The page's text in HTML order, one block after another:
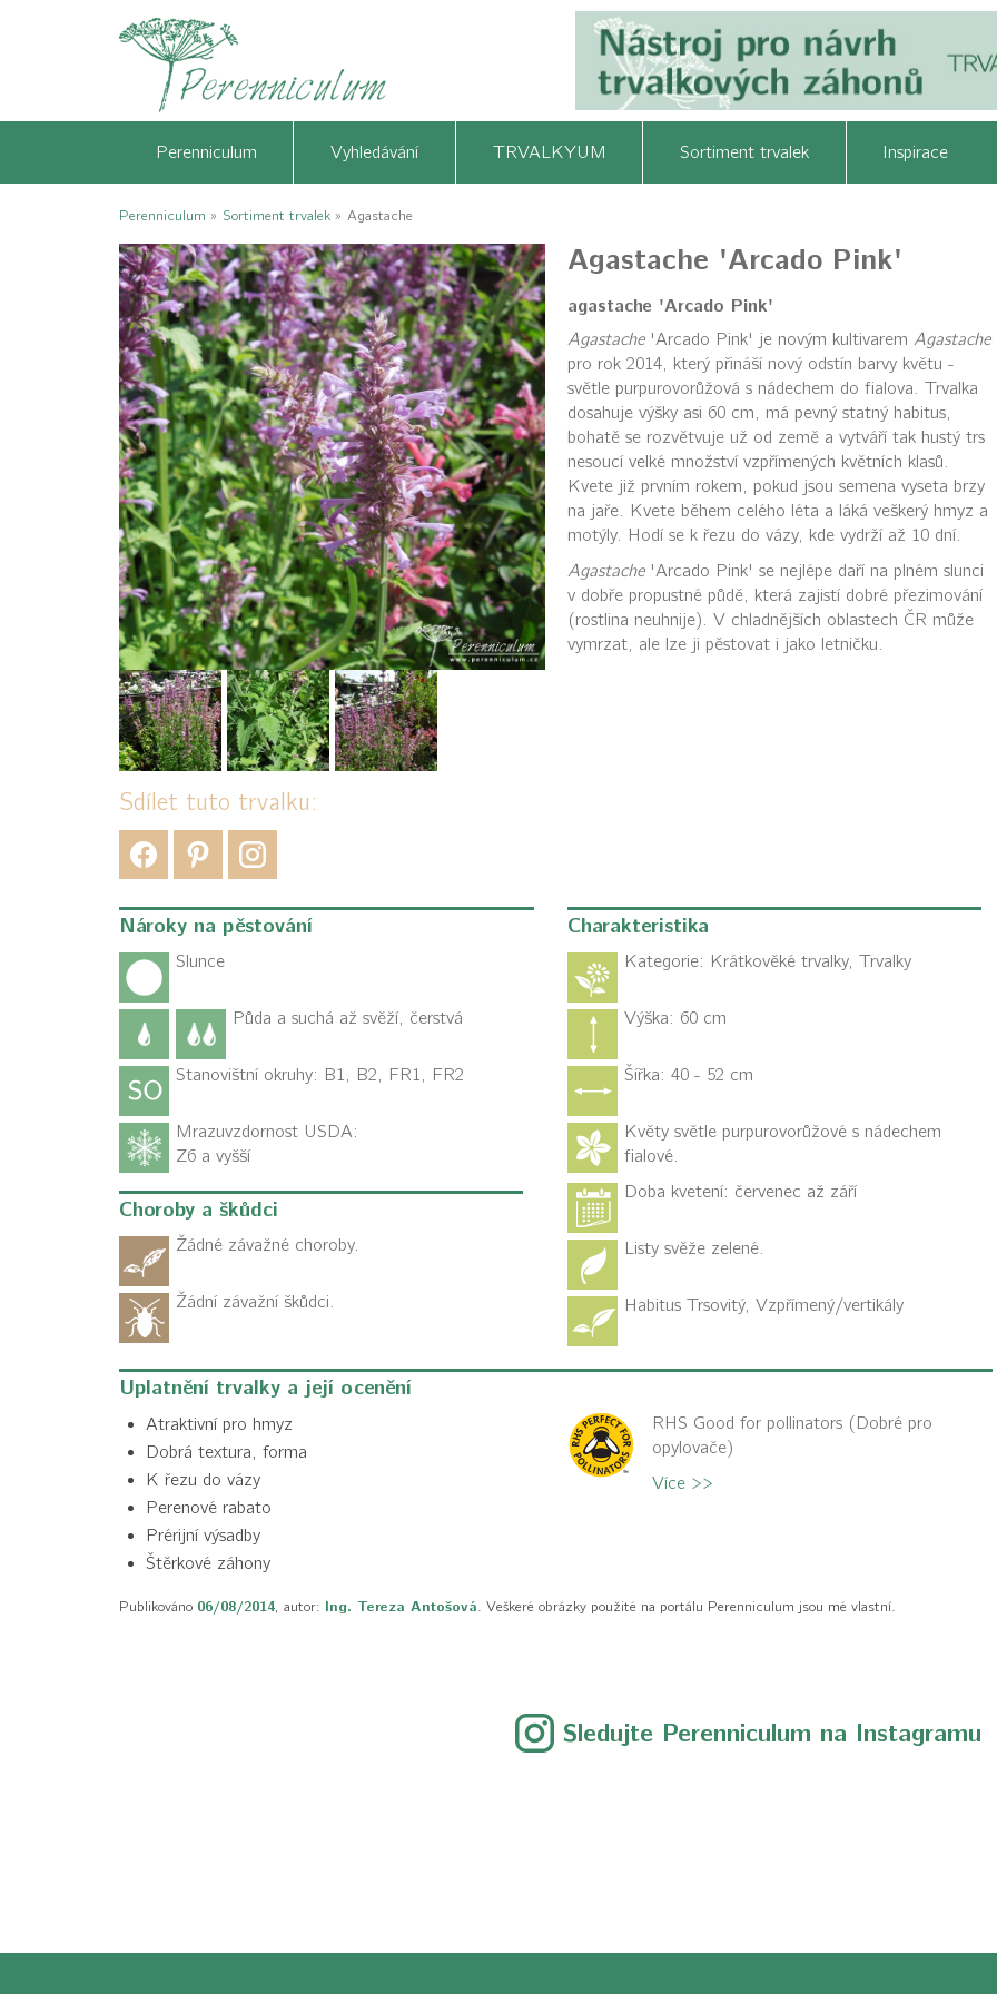
Perenniculum Vyhledávání TRVALKYUM Sortiment trvalek Inspirace
Perenniculum » Sortiment trvalek » Agastache
Sdílet tuto trvalku:
Agastache 'Arcado Pink'
agastache 'Arcado Pink'
Agastache'Arcado Pink' je novým kultivarem Agastache
pro rok 2014, který přináší nový odstín barvy květu -
světle purpurovorůžová s nádechem do fialova. Trvalka
dosahuje výšky asi 60 cm, má pevný statný habitus,
bohatě se rozvětvuje už od země a vytváří tak hustý trs
nesoucí velké množství vzpřímených květních klasů.
Kvete již prvním rokem, pokud jsou semena vyseta brzy
na jaře. Kvete během celého léta a láká veškerý hmyz a
motýly. Hodí se k řezu do vázy, kde vydrží až 10 dní.
Agastache'Arcado Pink' se nejlépe daří na plném slunci
v dobře propustné půdě, která zajistí dobré přezimování
(rostlina neuhnije). V chladnějších oblastech ČR může
vymrzat, ale lze ji pěstovat i jako letničku.
Nároky na pěstování
Slunce
Půda a suchá až svěží, čerstvá
Stanovištní okruhy: B1, B2, FR1, FR2
Mrazuvzdornost USDA:
Z6 a vyšší
Choroby a škůdci
Žádné závažné choroby.
Žádní závažní škůdci.
Charakteristika
Kategorie: Krátkověké trvalky, Trvalky
Výška: 60 cm
Šířka: 40 - 52 cm
Květy světle purpurovorůžové s nádechem
fialové.
Doba kvetení: červenec až září
Listy svěže zelené.
Habitus Trsovitý, Vzpřímený/vertikály
Uplatnění trvalky a její ocenění
Atraktivní pro hmyz
Dobrá textura, forma
K řezu do vázy
Perenové rabato
Prérijní výsadby
Štěrkové záhony
RHS Good for pollinators (Dobré pro
opylovače)
Více >>
Publikováno 06/08/2014, autor: Ing. Tereza Antošová. Veškeré obrázky použité na portálu Perenniculum jsou mé vlastní.
Sledujte Perenniculum na Instagramu